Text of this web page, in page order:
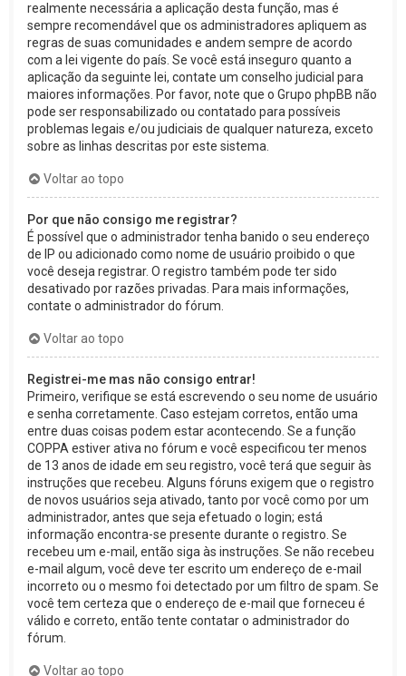
realmente necessária a aplicação desta função, mas é
sempre recomendável que os administradores apliquem as
regras de suas comunidades e andem sempre de acordo
com a lei vigente do país. Se você está inseguro quanto a
aplicação da seguinte lei, contate um conselho judicial para
maiores informações. Por favor, note que o Grupo phpBB não
pode ser responsabilizado ou contatado para possíveis
problemas legais e/ou judiciais de qualquer natureza, exceto
sobre as linhas descritas por este sistema.
Voltar ao topo
Por que não consigo me registrar?
É possível que o administrador tenha banido o seu endereço
de IP ou adicionado como nome de usuário proibido o que
você deseja registrar. O registro também pode ter sido
desativado por razões privadas. Para mais informações,
contate o administrador do fórum.
Voltar ao topo
Registrei-me mas não consigo entrar!
Primeiro, verifique se está escrevendo o seu nome de usuário
e senha corretamente. Caso estejam corretos, então uma
entre duas coisas podem estar acontecendo. Se a função
COPPA estiver ativa no fórum e você especificou ter menos
de 13 anos de idade em seu registro, você terá que seguir às
instruções que recebeu. Alguns fóruns exigem que o registro
de novos usuários seja ativado, tanto por você como por um
administrador, antes que seja efetuado o login; está
informação encontra-se presente durante o registro. Se
recebeu um e-mail, então siga às instruções. Se não recebeu
e-mail algum, você deve ter escrito um endereço de e-mail
incorreto ou o mesmo foi detectado por um filtro de spam. Se
você tem certeza que o endereço de e-mail que forneceu é
válido e correto, então tente contatar o administrador do
fórum.
Voltar ao topo